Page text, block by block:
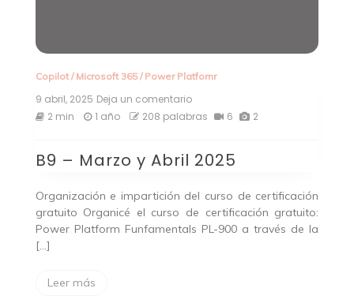
Copilot/ Microsoft 365/ Power Platfomr
9 abril, 2025 Deja un comentarioen
B9
y
Abril
2 min 1 año 208 palabras 6 2
B9 – Marzo y Abril 2025
Organización e impartición del curso de certificación
gratuito Organicé el curso de certificación gratuito:
Power Platform Funfamentals PL-900 a través de la
[…]
Leer más